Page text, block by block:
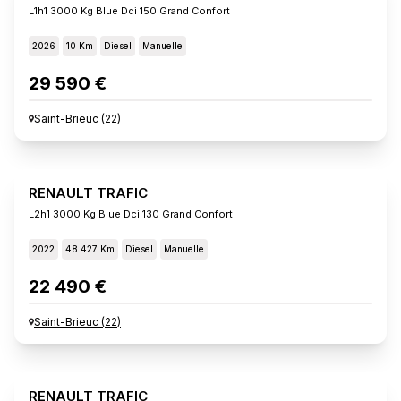
L1h1 3000 Kg Blue Dci 150 Grand Confort
2026 10 Km Diesel Manuelle
29 590 €
Saint-Brieuc (22)
RENAULT TRAFIC
L2h1 3000 Kg Blue Dci 130 Grand Confort
2022 48 427 Km Diesel Manuelle
22 490 €
Saint-Brieuc (22)
RENAULT TRAFIC